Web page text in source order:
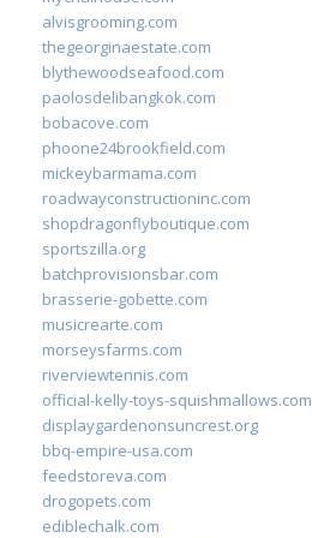
alvisgrooming.com
thegeorginaestate.com
blythewoodseafood.com
paolosdelibangkok.com
bobacove.com
phoone24brookfield.com
mickeybarmama.com
roadwayconstructioninc.com
shopdragonflyboutique.com
sportszilla.org
batchprovisionsbar.com
brasserie-gobette.com
musicrearte.com
morseysfarms.com
riverviewtennis.com
official-kelly-toys-squishmallows.com
displaygardenonsuncrest.org
bbq-empire-usa.com
feedstoreva.com
drogopets.com
ediblechalk.com